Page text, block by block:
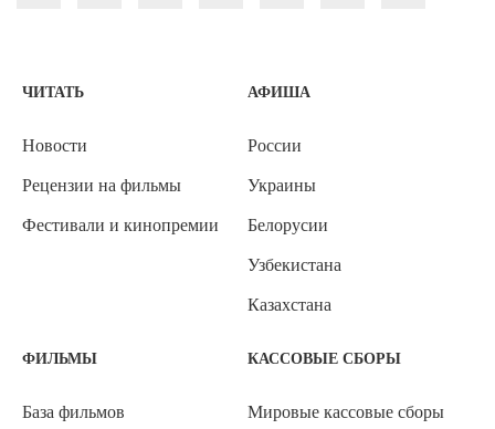
ЧИТАТЬ
Новости
Рецензии на фильмы
Фестивали и кинопремии
АФИША
России
Украины
Белорусии
Узбекистана
Казахстана
ФИЛЬМЫ
База фильмов
КАССОВЫЕ СБОРЫ
Мировые кассовые сборы